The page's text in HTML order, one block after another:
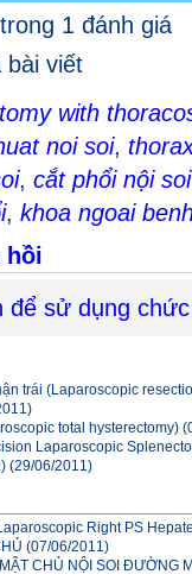
1 đánh giá
bài viết
with
noi soi,
, cắt phổi nội soi
, khoa ngoai
hồi
để sử dụng
trái (Laparoscopic
total hysterectomy)
Laparoscopic
(29/06/2011)
Right PS
(07/06/2011)
CHỦ NỘI SOI ĐƯỜNG